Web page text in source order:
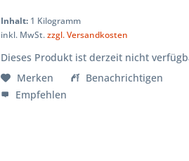
Inhalt: 1 Kilogramm
inkl. MwSt.zzgl. Versandkosten
Dieses Produkt ist derzeit nicht
Merken
Benachrichtigen
Empfehlen